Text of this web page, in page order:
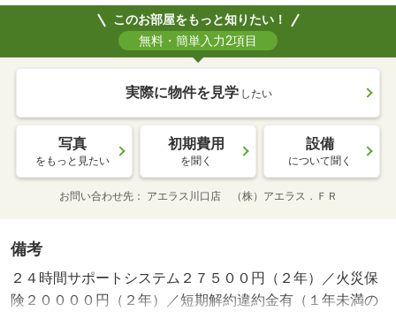
このお部屋をもっと知りたい！
無料・簡単入力2項目
実際に物件を見学 したい
写真
をもっと見たい
初期費用
を聞く
設備
について聞く
お問い合わせ先 アエラス川口店 （株）アエラス．ＦＲ
備考
２４時間サポートシステム２７５００円（２年）／火災保
険２００００円（２年）／短期解約違約金有（１年未満の